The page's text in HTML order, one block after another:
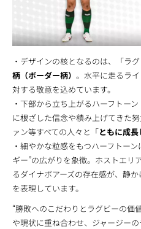
・デザインの核となるのは、「ラ
柄（ボーダー柄） 。水平に走るラ
対する敬意を込めています。
・下部から立ち上がるハーフトー
に根ざした信念や積み上げてきた
ァン等すべての人々と「ともに成長
・細やかな粒感をもつハーフトー
ギー”の広がりを象徴。ホストエリ
るダイナボアーズの存在感が、静
を表現しています。
“勝敗へのこだわりとラグビーの価
や現状に重ね合わせ、ジャージーの